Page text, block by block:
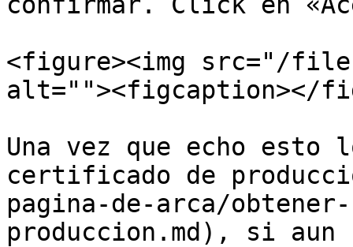
<figure><img src="/files/
alt=""><figcaption></
Una vez que echo esto
certificado de
pagina-de-arca/
produccion.md), si